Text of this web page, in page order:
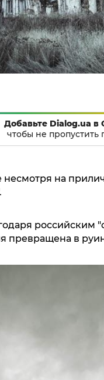
Добавьте Dialog.ua в
чтобы не пропустить
несмотря на
российским
превращена в